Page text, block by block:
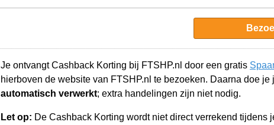
Je ontvangt Cashback Korting bij FTSHP.nl door een gratis
hierboven de website van FTSHP.nl te bezoeken. Daarna doe
automatisch verwerkt; extra handelingen zijn niet nodig.
Let op: De Cashback Korting wordt niet direct verrekend tijdens